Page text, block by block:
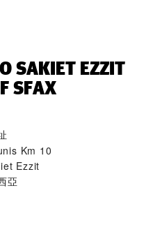
SAKIET EZZIT
SFAX‬
Km 10
Ezzit
亞